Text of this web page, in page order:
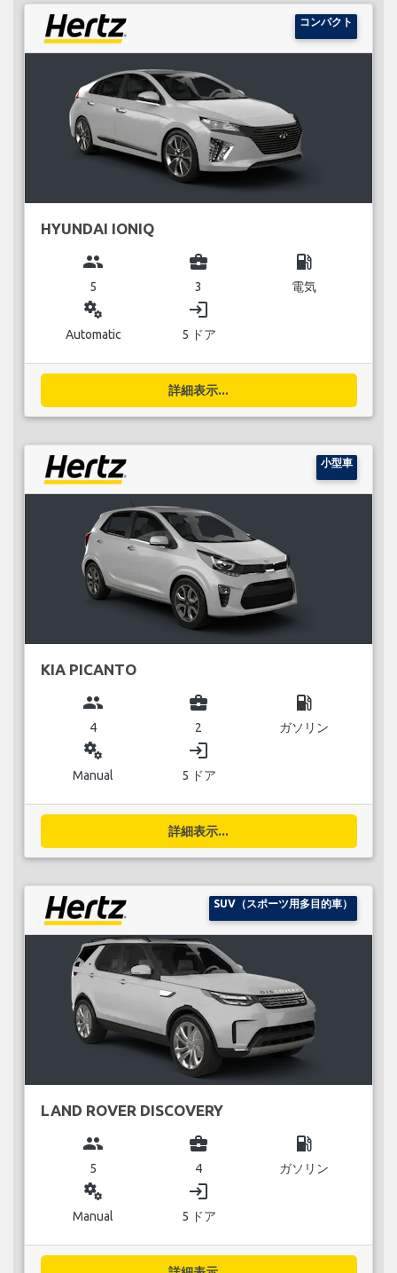
コンパクト
HYUNDAI IONIQ
group
5
business_center
3
local_gas_station
電気
miscellaneous_services
Automatic
login
5 ドア
詳細表示...
小型車
KIA PICANTO
group
4
business_center
2
local_gas_station
ガソリン
miscellaneous_services
Manual
login
5 ドア
詳細表示...
SUV（スポーツ用多目的車）
LAND ROVER DISCOVERY
group
5
business_center
4
local_gas_station
ガソリン
miscellaneous_services
Manual
login
5 ドア